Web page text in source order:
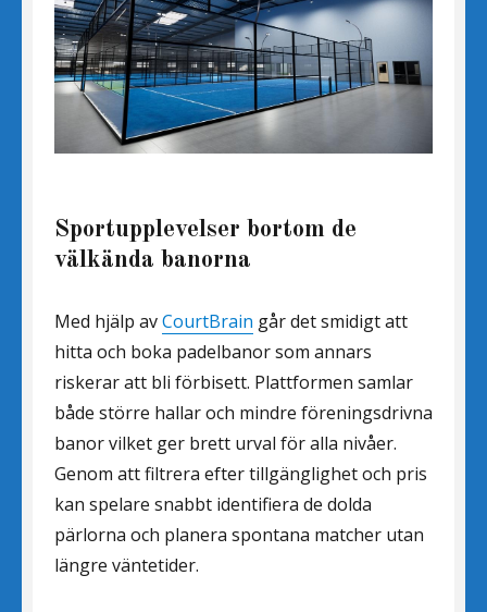
Sportupplevelser bortom de
välkända banorna
Med hjälp avCourtBrain går det smidigt att
hitta och boka padelbanor som annars
riskerar att bli förbisett. Plattformen samlar
både större hallar och mindre föreningsdrivna
banor vilket ger brett urval för alla nivåer.
Genom att filtrera efter tillgänglighet och pris
kan spelare snabbt identifiera de dolda
pärlorna och planera spontana matcher utan
längre väntetider.